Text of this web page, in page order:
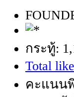
กระทู้:
Total
คะแนน